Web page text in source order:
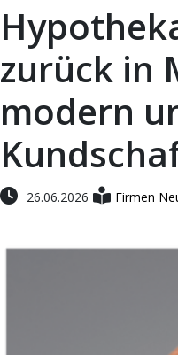
zurück in
modern
26.06.2026 Firmen